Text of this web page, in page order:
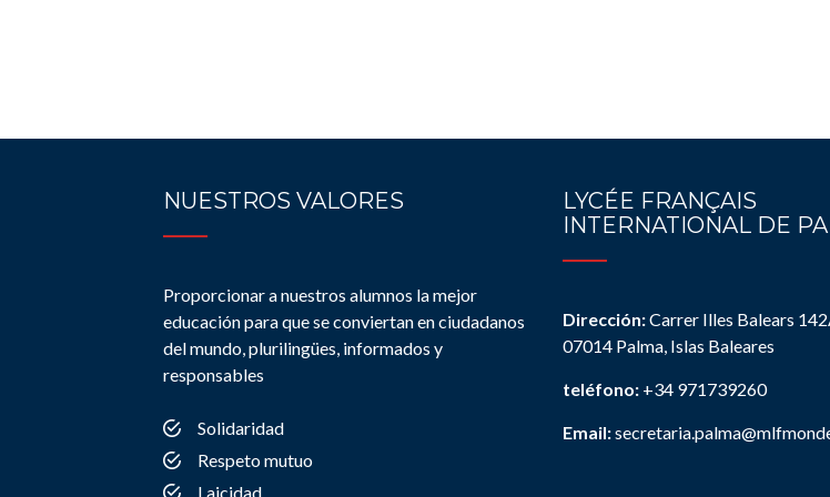
NUESTROS VALORES
Proporcionar a nuestros alumnos la mejor
educación para que se conviertan en ciudadanos
del mundo, plurilingües, informados y
responsables
Solidaridad
Respeto mutuo
Laicidad
LYCÉE FRANÇAIS
INTERNATIONAL DE
Dirección:Carrer Illes Balears
07014 Palma, Islas Baleares
teléfono: +34 971739260
Email: